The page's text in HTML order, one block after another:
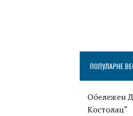
ПОПУЛАРНЕ
Обележен
Kостолац“